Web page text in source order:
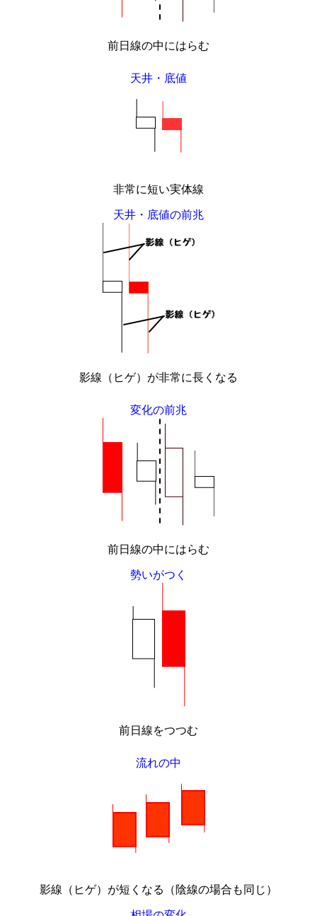
前日線の中にはらむ
天井・底値
非常に短い実体線
天井・底値の前兆
影線（ヒゲ）が非常に長くなる
変化の前兆
前日線の中にはらむ
勢いがつく
前日線をつつむ
流れの中
影線（ヒゲ）が短くなる（陰線の場合も同じ）